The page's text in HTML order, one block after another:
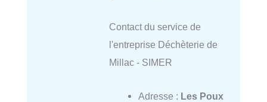
Contact du service de
l'entreprise Déchèterie de
Millac - SIMER
Adresse : Les Poux